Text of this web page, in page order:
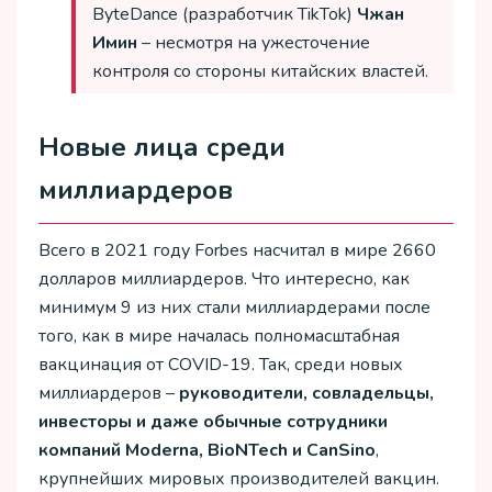
ByteDance (разработчик TikTok) Чжан
Имин – несмотря на ужесточение
контроля со стороны китайских властей.
Новые лица среди
миллиардеров
Всего в 2021 году Forbes насчитал в мире 2660
долларов миллиардеров. Что интересно, как
минимум 9 из них стали миллиардерами после
того, как в мире началась полномасштабная
вакцинация от COVID-19. Так, среди новых
миллиардеров – руководители, совладельцы,
инвесторы и даже обычные сотрудники
компаний Moderna, BioNTech и CanSino,
крупнейших мировых производителей вакцин.